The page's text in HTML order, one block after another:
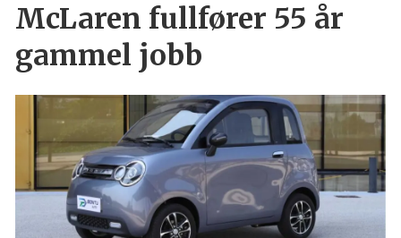
McLaren fullfører 55 år
gammel jobb